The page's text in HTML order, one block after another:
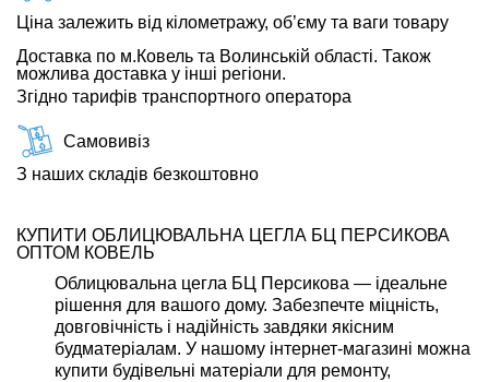
Ціна залежить від кілометражу, об’єму та ваги товару
Доставка по м.Ковель та Волинській області. Також
можлива доставка у інші регіони.
Згідно тарифів транспортного оператора
Самовивіз
З наших складів безкоштовно
КУПИТИ ОБЛИЦЮВАЛЬНА ЦЕГЛА БЦ ПЕРСИКОВА
ОПТОМ КОВЕЛЬ
Облицювальна цегла БЦ Персикова — ідеальне
рішення для вашого дому. Забезпечте міцність,
довговічність і надійність завдяки якісним
будматеріалам. У нашому інтернет-магазині можна
купити будівельні матеріали для ремонту,